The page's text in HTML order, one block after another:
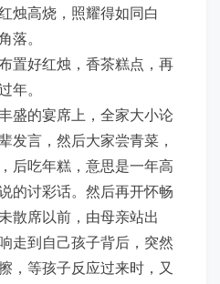
烛高烧，照耀得如同白
落。
置好红烛，香茶糕点，再
年。
盛的宴席上，全家大小论
发言，然后大家尝青菜，
后吃年糕，意思是一年高
的讨彩话。然后再开怀畅
散席以前，由母亲站出
走到自己孩子背后，突然
，等孩子反应过来时，又